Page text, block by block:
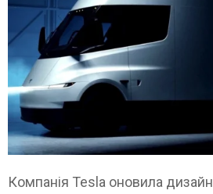
Компанія Tesla оновила